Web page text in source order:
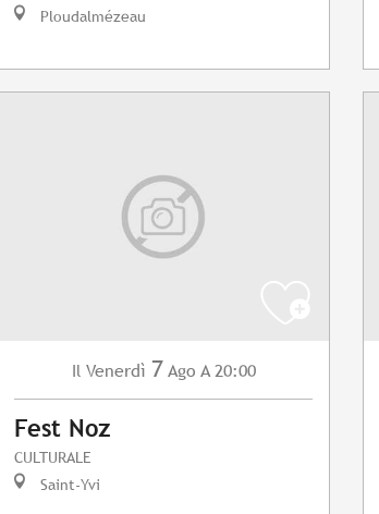
Ploudalmézeau
Il Venerdì 7 Ago A 20:00
Fest Noz
CULTURALE
Saint-Yvi